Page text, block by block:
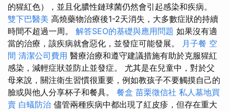
的猩紅色），並且化膿性鏈球菌仍然會引起感染和疾病。
雙下巴醫美 高燒藥物治療後1-2天消失，大多數症狀的持續
時間不超過一周。 解答SEO的基礎與應用問題 如果沒有適
當的治療，該疾病就會惡化，並發症可能發展。 月子餐 空
間 清潔公司費用 醫療治療和遵守建議措施有助於克服猩紅
感染，減輕症狀並防止並發症。 尤其是在兒童中，對於父
母來說，關注衛生習慣很重要，例如教孩子不要觸摸自己的
臉或與他人分享杯子和餐具。 餐盒 苗栗徵信社 私人墓地買
賣 白蟻防治 儘管兩種疾病中都出現了紅皮疹，但存在重大